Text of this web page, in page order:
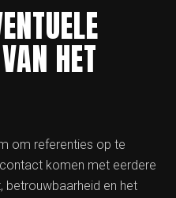
HET
om referenties op te
komen met eerdere
betrouwbaarheid en het